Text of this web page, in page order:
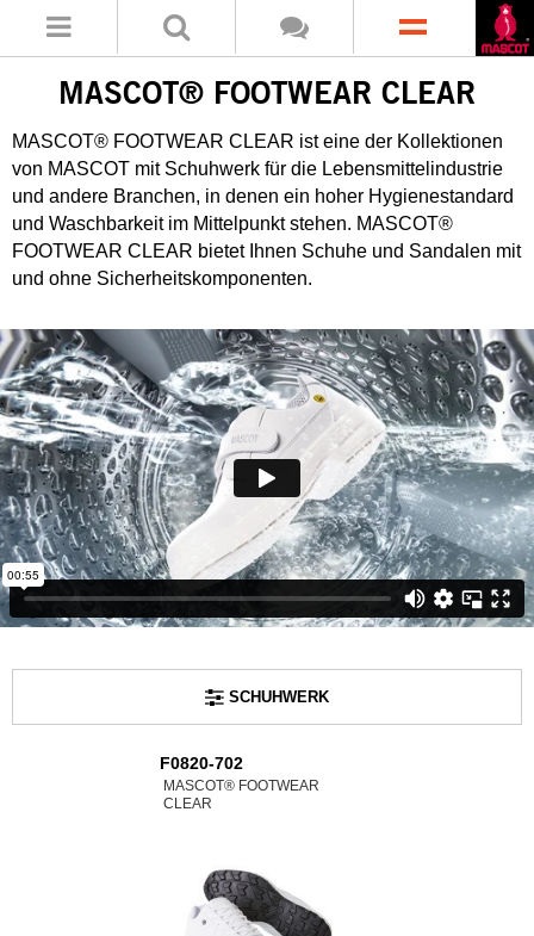
MASCOT® FOOTWEAR CLEAR
MASCOT® FOOTWEAR CLEAR ist eine der Kollektionen
von MASCOT mit Schuhwerk für die Lebensmittelindustrie
und andere Branchen, in denen ein hoher Hygienestandard
und Waschbarkeit im Mittelpunkt stehen. MASCOT®
FOOTWEAR CLEAR bietet Ihnen Schuhe und Sandalen mit
und ohne Sicherheitskomponenten.
SCHUHWERK
F0820-702
MASCOT® FOOTWEAR
CLEAR